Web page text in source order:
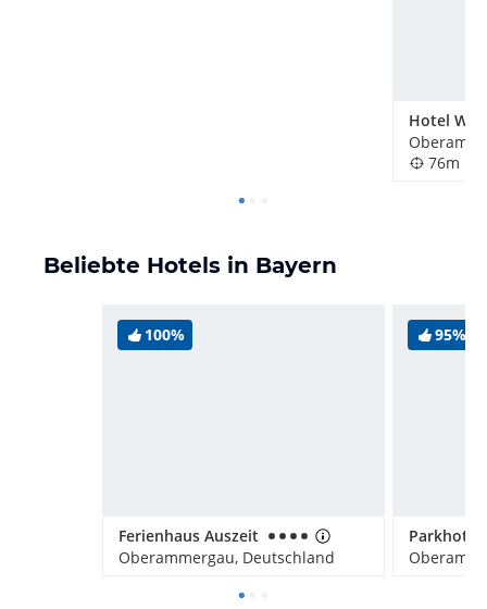
Hotel
76m
Beliebte Hotels in Bayern
100%
Ferienhaus Auszeit
Oberammergau, Deutschland
95%